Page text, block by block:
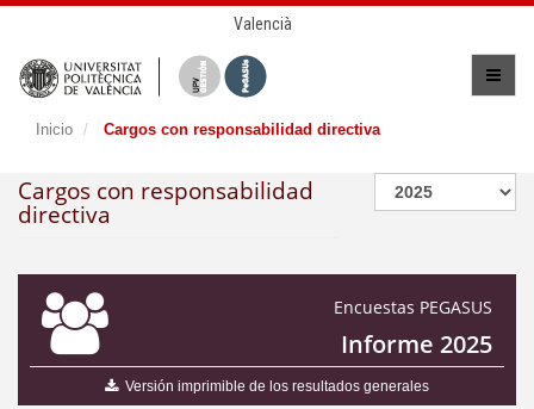
Valencià
Inicio Cargos con responsabilidad directiva
Cargos con responsabilidad
directiva
Encuestas PEGASUS
Informe 2025
Versión imprimible de los resultados generales